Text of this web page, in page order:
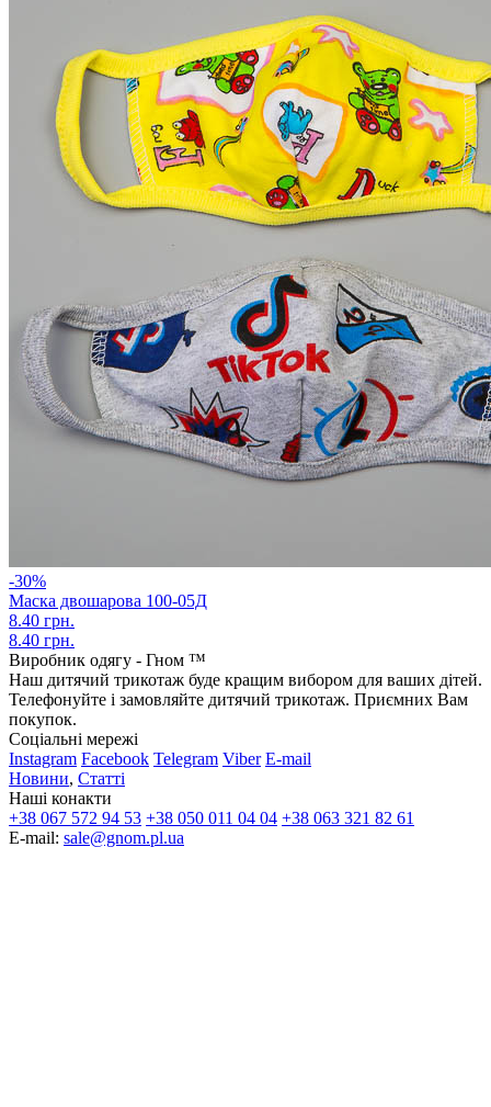
-30%
Маска двошарова 100-05Д
8.40 грн.
8.40 грн.
Виробник одягу - Гном ™
Наш дитячий трикотаж буде кращим вибором для ваших дітей.
Телефонуйте і замовляйте дитячий трикотаж. Приємних Вам
покупок.
Соціальні мережі
Instagram Facebook Telegram Viber E-mail
Новини, Статті
Наші конакти
+38 067 572 94 53 +38 050 011 04 04 +38 063 321 82 61
E-mail: sale@gnom.pl.ua